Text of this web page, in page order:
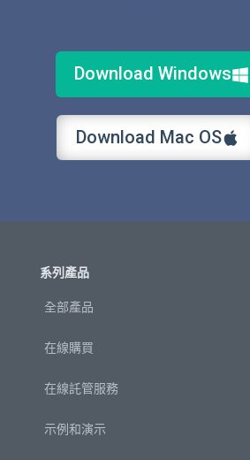
Download Windows
Download Mac OS
系列產品
全部產品
在線購買
在線託管服務
示例和演示